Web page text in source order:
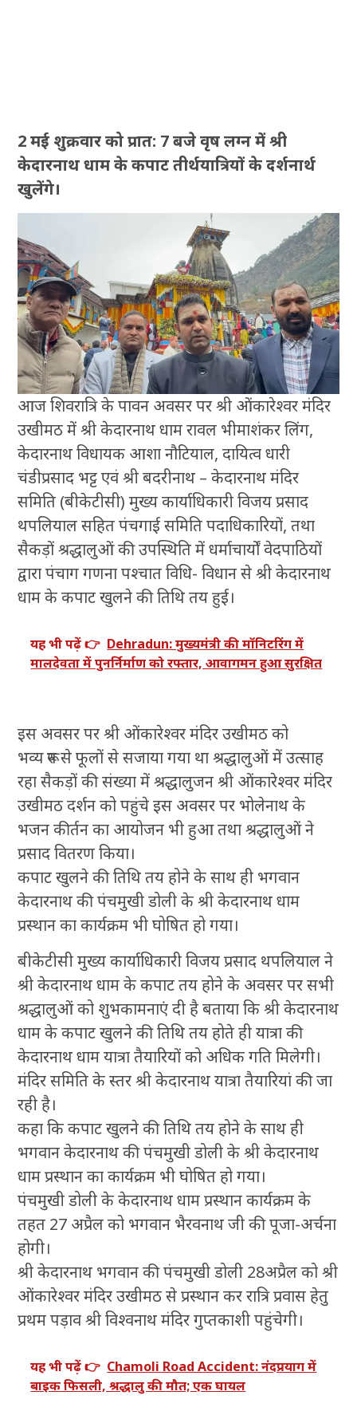
2 मई शुक्रवार को प्रात: 7 बजे वृष लग्न में श्री
केदारनाथ धाम के कपाट तीर्थयात्रियों के दर्शनार्थ
खुलेंगे।
आज शिवरात्रि के पावन अवसर पर श्री ओंकारेश्वर मंदिर
उखीमठ में श्री केदारनाथ धाम रावल भीमाशंकर लिंग,
केदारनाथ विधायक आशा नौटियाल, दायित्व धारी
चंडीप्रसाद भट्ट एवं श्री बदरीनाथ – केदारनाथ मंदिर
समिति (बीकेटीसी) मुख्य कार्याधिकारी विजय प्रसाद
थपलियाल सहित पंचगाई समिति पदाधिकारियों, तथा
सैकड़ों श्रद्धालुओं की उपस्थिति में धर्माचार्यों वेदपाठियों
द्वारा पंचाग गणना पश्चात विधि- विधान से श्री केदारनाथ
धाम के कपाट खुलने की तिथि तय हुई।
यह भी पढ़ें 👉 Dehradun: मुख्यमंत्री की मॉनिटरिंग में
मालदेवता में पुनर्निर्माण को रफ्तार, आवागमन हुआ सुरक्षित
इस अवसर पर श्री ओंकारेश्वर मंदिर उखीमठ को
भव्य रूप से फूलों से सजाया गया था श्रद्धालुओं में उत्साह
रहा सैकड़ों की संख्या में श्रद्धालुजन श्री ओंकारेश्वर मंदिर
उखीमठ दर्शन को पहुंचे इस अवसर पर भोलेनाथ के
भजन कीर्तन का आयोजन भी हुआ तथा श्रद्धालुओं ने
प्रसाद वितरण किया।
कपाट खुलने की तिथि तय होने के साथ ही भगवान
केदारनाथ की पंचमुखी डोली के श्री केदारनाथ धाम
प्रस्थान का कार्यक्रम भी घोषित हो गया।
बीकेटीसी मुख्य कार्याधिकारी विजय प्रसाद थपलियाल ने
श्री केदारनाथ धाम के कपाट तय होने के अवसर पर सभी
श्रद्धालुओं को शुभकामनाएं दी है बताया कि श्री केदारनाथ
धाम के कपाट खुलने की तिथि तय होते ही यात्रा की
केदारनाथ धाम यात्रा तैयारियों को अधिक गति मिलेगी।
मंदिर समिति के स्तर श्री केदारनाथ यात्रा तैयारियां की जा
रही है।
कहा कि कपाट खुलने की तिथि तय होने के साथ ही
भगवान केदारनाथ की पंचमुखी डोली के श्री केदारनाथ
धाम प्रस्थान का कार्यक्रम भी घोषित हो गया।
पंचमुखी डोली के केदारनाथ धाम प्रस्थान कार्यक्रम के
तहत 27 अप्रैल को भगवान भैरवनाथ जी की पूजा-अर्चना
होगी।
श्री केदारनाथ भगवान की पंचमुखी डोली 28अप्रैल को श्री
ओंकारेश्वर मंदिर उखीमठ से प्रस्थान कर रात्रि प्रवास हेतु
प्रथम पड़ाव श्री विश्वनाथ मंदिर गुप्तकाशी पहुंचेगी।
यह भी पढ़ें 👉 Chamoli Road Accident: नंदप्रयाग में
बाइक फिसली, श्रद्धालु की मौत; एक घायल